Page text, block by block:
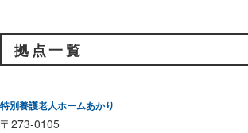
拠点一覧
特別養護老人ホームあかり
〒273-0105